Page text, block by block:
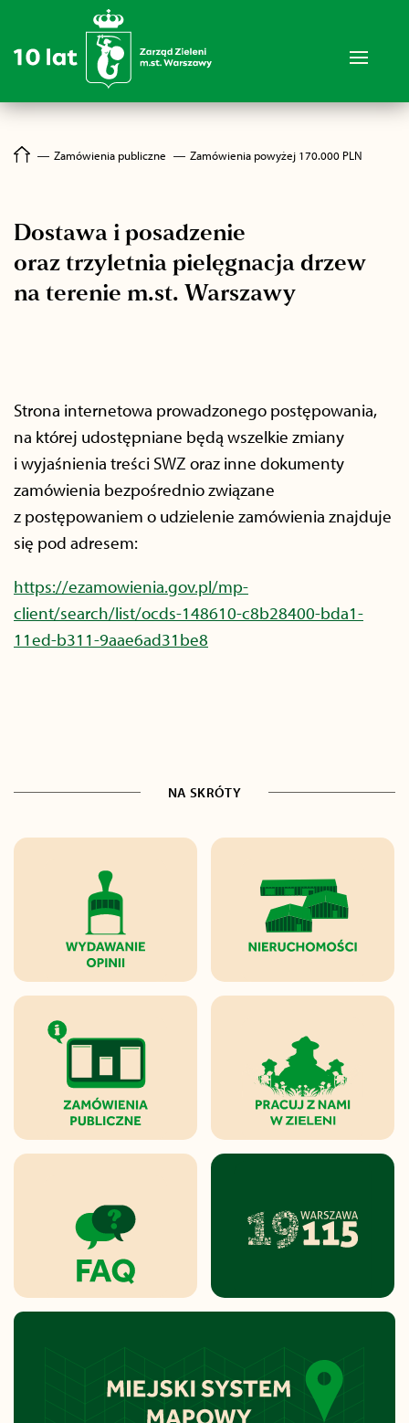
― Zamówienia publiczne ― Zamówienia powyżej 170.000 PLN
Dostawa i posadzenie
oraz trzyletnia pielęgnacja drzew
na terenie m.st. Warszawy
Strona internetowa prowadzonego postępowania,
na której udostępniane będą wszelkie zmiany
i wyjaśnienia treści SWZ oraz inne dokumenty
zamówienia bezpośrednio związane
z postępowaniem o udzielenie zamówienia znajduje
się pod adresem:
https://ezamowienia.gov.pl/mp-
client/search/list/ocds-148610-c8b28400-bda1-
11ed-b311-9aae6ad31be8
NA SKRÓTY